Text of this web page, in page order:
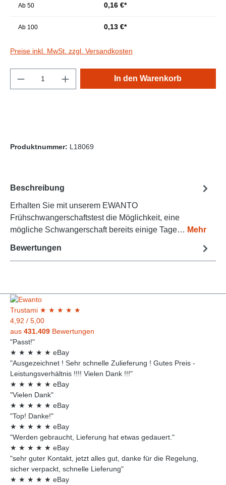
Ab 50 0,16 €*
Ab 100 0,13 €*
Preise inkl. MwSt. zzgl. Versandkosten
Produkt Anzahl: Gib den gewünschten
In den Warenkorb
Produktnummer: L18069
Beschreibung
Erhalten Sie mit unserem EWANTO
Frühschwangerschaftstest die Möglichkeit, eine
mögliche Schwangerschaft bereits einige Tage… Mehr
Bewertungen
Trustami ★ ★ ★ ★ ★
4,92 / 5,00
aus 431.409 Bewertungen
"Passt!"
★ ★ ★ ★ ★ eBay
"Ausgezeichnet ! Sehr schnelle Zulieferung ! Gutes Preis -
Leistungsverhältnis !!!! Vielen Dank !!!"
★ ★ ★ ★ ★ eBay
"Vielen Dank"
★ ★ ★ ★ ★ eBay
"Top! Danke!"
★ ★ ★ ★ ★ eBay
"Werden gebraucht, Lieferung hat etwas gedauert."
★ ★ ★ ★ ★ eBay
"sehr guter Kontakt, jetzt alles gut, danke für die Regelung,
sicher verpackt, schnelle Lieferung"
★ ★ ★ ★ ★ eBay